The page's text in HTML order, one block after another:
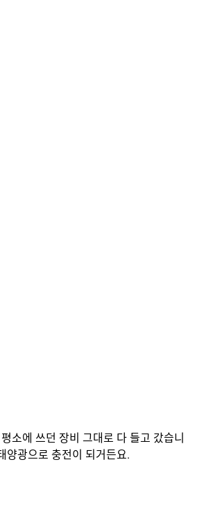
소에 쓰던 장비 그대로 다 들고 갔습니
양광으로 충전이 되거든요.